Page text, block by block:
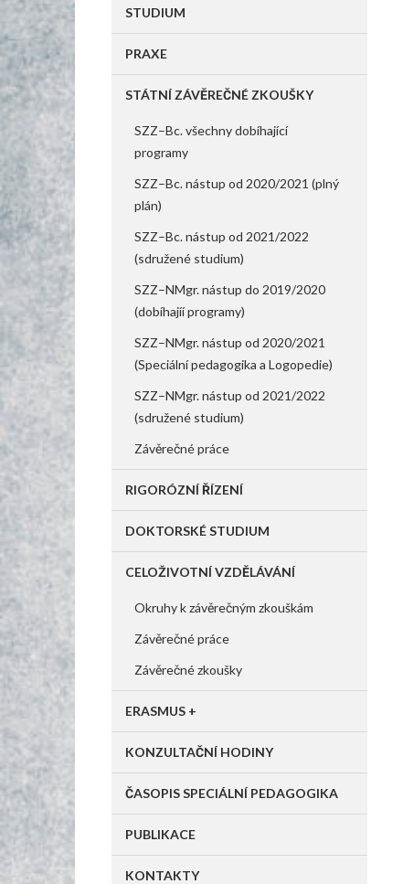
fakulty Univerzity Karlovy srdečně zve odbornou i
světy v dětské paliativní péči – mezioborová výuka a
STUDIUM
PRAXE
STÁTNÍ ZÁVĚREČNÉ ZKOUŠKY
SZZ–Bc. všechny dobíhající
programy
SZZ–Bc. nástup od 2020/2021 (plný
plán)
SZZ–Bc. nástup od 2021/2022
(sdružené studium)
SZZ–NMgr. nástup do 2019/2020
(dobíhajíí programy)
SZZ–NMgr. nástup od 2020/2021
(Speciální pedagogika a Logopedie)
SZZ–NMgr. nástup od 2021/2022
(sdružené studium)
Závěrečné práce
RIGORÓZNÍ ŘÍZENÍ
DOKTORSKÉ STUDIUM
CELOŽIVOTNÍ VZDĚLÁVÁNÍ
Okruhy k závěrečným zkouškám
Závěrečné práce
Závěrečné zkoušky
ERASMUS +
KONZULTAČNÍ HODINY
ČASOPIS SPECIÁLNÍ PEDAGOGIKA
PUBLIKACE
KONTAKTY